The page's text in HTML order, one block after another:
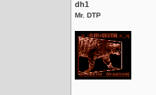
dh1
Mr. DTP